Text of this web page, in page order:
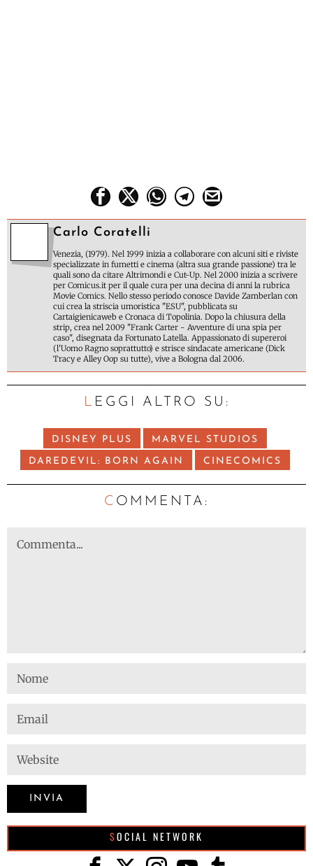
Carlo Coratelli
Venezia, (1979). Nel 1999 inizia a collaborare con alcuni siti e riviste
specializzate in fumetti e cinema (altra sua grande passione) tra le
quali sono da citare Altrimondi e Cut-Up. Nel 2000 inizia a scrivere
per Comicus.it per il quale cura per una decina di anni la rubrica
Movie Comics. Nello stesso periodo conosce Davide Zamberlan con
cui crea la striscia umoristica "ESU", pubblicata su
Cartaigienicaweb e Cronaca di Topolinia. Dopo la chiusura della
strip, crea nel 2009 "Frank Carter - Avventure di una spia per
caso", disegnata da Fortunato Latella. Appassionato di supereroi
(l'Uomo Ragno soprattutto) e strisce sindacate americane (Dick
Tracy e Alley Oop su tutte), vive a Bologna dal 2006.
LEGGI ALTRO SU:
DISNEY PLUS MARVEL STUDIOS
DAREDEVIL: BORN AGAIN CINECOMICS
C OMMENTA:
SOCIAL NETWORK